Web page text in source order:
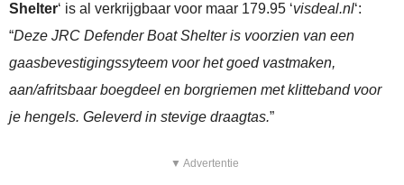
Shelter‘ is al verkrijgbaar voor maar 179.95 ‘visdeal.nl‘:
“Deze JRC Defender Boat Shelter is voorzien van een
gaasbevestigingssyteem voor het goed vastmaken,
aan/afritsbaar boegdeel en borgriemen met klitteband voor
je hengels. Geleverd in stevige draagtas.”
▼ Advertentie